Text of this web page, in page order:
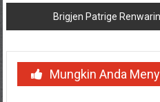
Brigjen Patrige
Mungkin Anda